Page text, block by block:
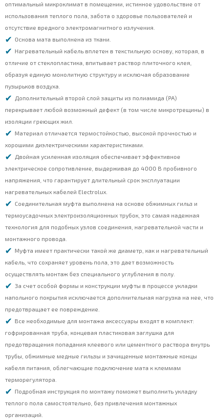
оптимальный микроклимат в помещении, истинное удовольствие от
использования теплого пола, забота о здоровье пользователей и
отсутствие вредного электромагнитного излучения.
Основа мата выполнена из ткани.
Нагревательный кабель вплетен в текстильную основу, которая, в
отличие от стеклопластика, впитывает раствор плиточного клея,
образуя единую монолитную структуру и исключая образование
пузырьков воздуха.
Дополнительный второй слой защиты из полиамида (РА)
перекрывает любой возможный дефект (в том числе микротрещины) в
изоляции греющих жил.
Материал отличается термостойкостью, высокой прочностью и
хорошими диэлектрическими характеристиками.
Двойная усиленная изоляция обеспечивает эффективное
электрическое сопротивление, выдерживая до 4000 В пробивного
напряжения, что гарантирует длительный срок эксплуатации
нагревательных кабелей Electrolux.
Соединительная муфта выполнена на основе обжимных гильз и
термоусадочных электроизоляционных трубок, это самая надежная
технология для подобных узлов соединения, нагревательной части и
монтажного провода.
Муфта имеет практически такой же диаметр, как и нагревательный
кабель, что сохраняет уровень пола, это дает возможность
осуществлять монтаж без специального углубления в полу.
За счет особой формы и конструкции муфты в процессе укладки
напольного покрытия исключается дополнительная нагрузка на нее, что
предотвращает ее повреждение.
Все необходимые для монтажа аксессуары входят в комплект:
гофрированная труба, концевая пластиковая заглушка для
предотвращения попадания клеевого или цементного раствора внутрь
трубы, обжимные медные гильзы и зачищенные монтажные концы
кабеля питания, облегчающие подключение мата к клеммам
терморегулятора.
Подробная инструкция по монтажу поможет выполнить укладку
теплого пола самостоятельно, без привлечения монтажных
организаций.